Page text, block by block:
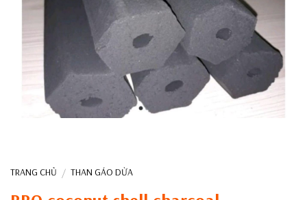
TRANG CHỦ / THAN GÁO DỪA